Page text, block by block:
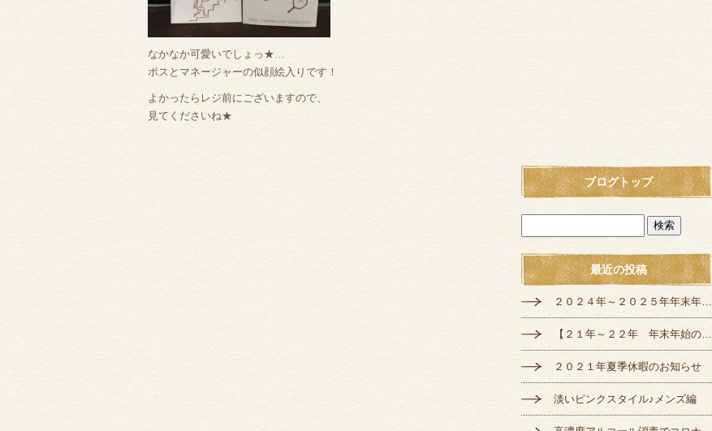
なかなか可愛いでしょっ★…
ボスとマネージャーの似顔絵入りです！
よかったらレジ前にございますので、
見てくださいね★
ブログトップ
最近の投稿
２０２４年～２０２５年年末年始の定休日のお知らせ
【２１年～２２年 年末年始の営業のご案内】
２０２１年夏季休暇のお知らせ
淡いピンクスタイル♪メンズ編